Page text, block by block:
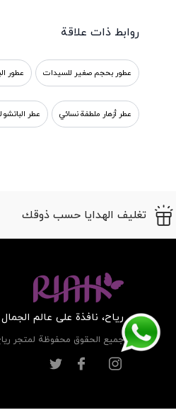
روابط ذات علاقة
عطور بحجم صغير للسيدات عطور
عطر أزهار ملطفة نسائي عطر
تغليف الهدايا حسب ذوقك
ریاح، نافذة على عالم الجمال
جميع الحقوق محفوظة لمتجر ریاح